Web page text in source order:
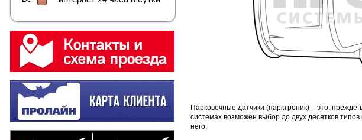
Парковочные датчики (парктроник) – это, прежде
системах возможен выбор до двух десятков
него.